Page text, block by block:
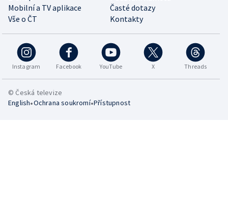
Mobilní a TV aplikace
Časté dotazy
Vše o ČT
Kontakty
Instagram Facebook YouTube X Threads
© Česká televize
English•Ochrana soukromí•Přístupnost